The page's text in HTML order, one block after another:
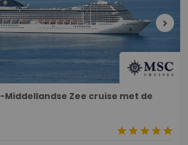
chevron_right
Middellandse Zee cruise met de
starstarstarstarstar